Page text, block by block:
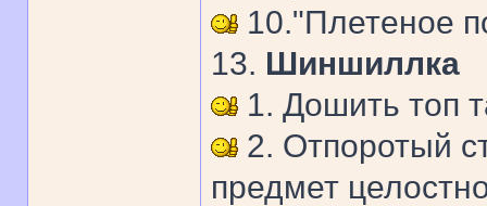
10."Плетеное
13. Шиншиллка
1. Дошить топ
2. Отпоротый
предмет